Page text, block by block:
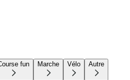
fun Marche Vélo Autre